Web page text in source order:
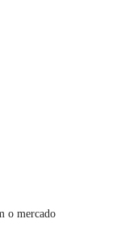
o mercado